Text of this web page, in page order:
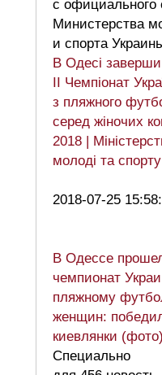
с официального
Министерства
и спорта
В Одесі
ІІ Чемпіонат
з пляжного
серед жіночих
2018 |
молоді та
2018-07-25
В Одессе
чемпионат
пляжному
женщин:
киевлянки
Специально